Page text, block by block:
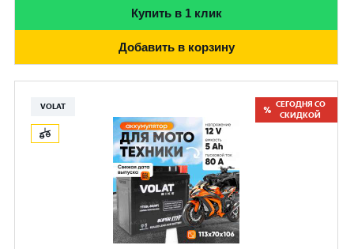
Купить в 1 клик
Добавить в корзину
VOLAT
СЕГОДНЯ СО
СКИДКОЙ